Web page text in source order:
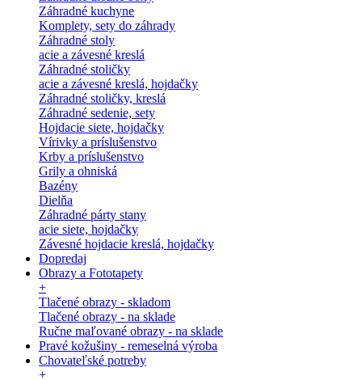
Záhradné kuchyne
Komplety, sety do záhrady
Záhradné stoly
acie a závesné kreslá
Záhradné stoličky
acie a závesné kreslá, hojdačky
Záhradné stoličky, kreslá
Záhradné sedenie, sety
Hojdacie siete, hojdačky
Vírivky a príslušenstvo
Krby a príslušenstvo
Grily a ohniská
Bazény
Dielňa
Záhradné párty stany
acie siete, hojdačky
Závesné hojdacie kreslá, hojdačky
Dopredaj
Obrazy a Fototapety
+
Tlačené obrazy - skladom
Tlačené obrazy - na sklade
Ručne maľované obrazy - na sklade
Pravé kožušiny - remeselná výroba
Chovateľské potreby
+